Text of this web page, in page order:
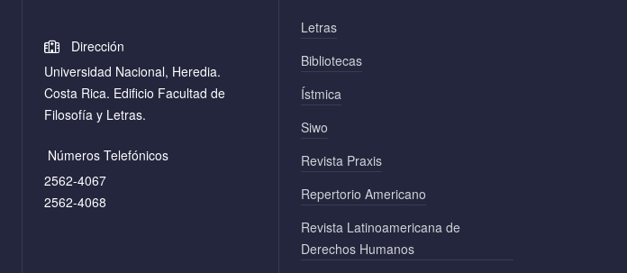
Dirección
Universidad Nacional, Heredia.
Costa Rica. Edificio Facultad de
Filosofía y Letras.
Números Telefónicos
2562-4067
2562-4068
Letras
Bibliotecas
Ístmica
Siwo
Revista Praxis
Repertorio Americano
Revista Latinoamericana de
Derechos Humanos